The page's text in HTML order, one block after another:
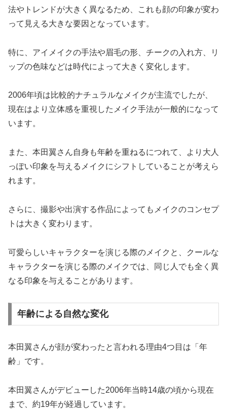
法やトレンドが大きく異なるため、これも顔の印象が変わ
って見える大きな要因となっています。
特に、アイメイクの手法や眉毛の形、チークの入れ方、リ
ップの色味などは時代によって大きく変化します。
2006年頃は比較的ナチュラルなメイクが主流でしたが、
現在はより立体感を重視したメイク手法が一般的になって
います。
また、本田翼さん自身も年齢を重ねるにつれて、より大人
っぽい印象を与えるメイクにシフトしていることが考えら
れます。
さらに、撮影や出演する作品によってもメイクのコンセプ
トは大きく変わります。
可愛らしいキャラクターを演じる際のメイクと、クールな
キャラクターを演じる際のメイクでは、同じ人でも全く異
なる印象を与えることがあります。
年齢による自然な変化
本田翼さんが顔が変わったと言われる理由4つ目は「年
齢」です。
本田翼さんがデビューした2006年当時14歳の頃から現在
まで、約19年が経過しています。